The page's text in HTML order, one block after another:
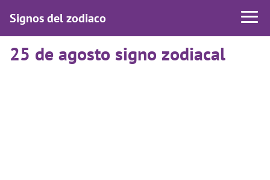
Signos del zodiaco
25 de agosto signo zodiacal